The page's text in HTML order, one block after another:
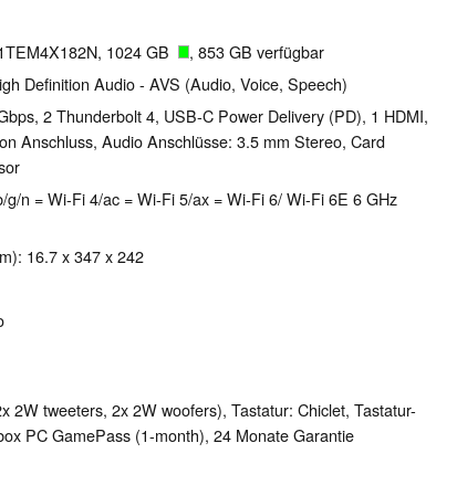
1024 GB , 853 GB verfügbar
Definition Audio - AVS (Audio, Voice, Speech)
2 Thunderbolt 4, USB-C Power Delivery (PD), 1 HDMI,
Anschluss, Audio Anschlüsse: 3.5 mm Stereo, Card
n = Wi-Fi 4/ac = Wi-Fi 5/ax = Wi-Fi 6/ Wi-Fi 6E 6 GHz
16.7 x 347 x 242
2W tweeters, 2x 2W woofers), Tastatur: Chiclet, Tastatur-
PC GamePass (1-month), 24 Monate Garantie